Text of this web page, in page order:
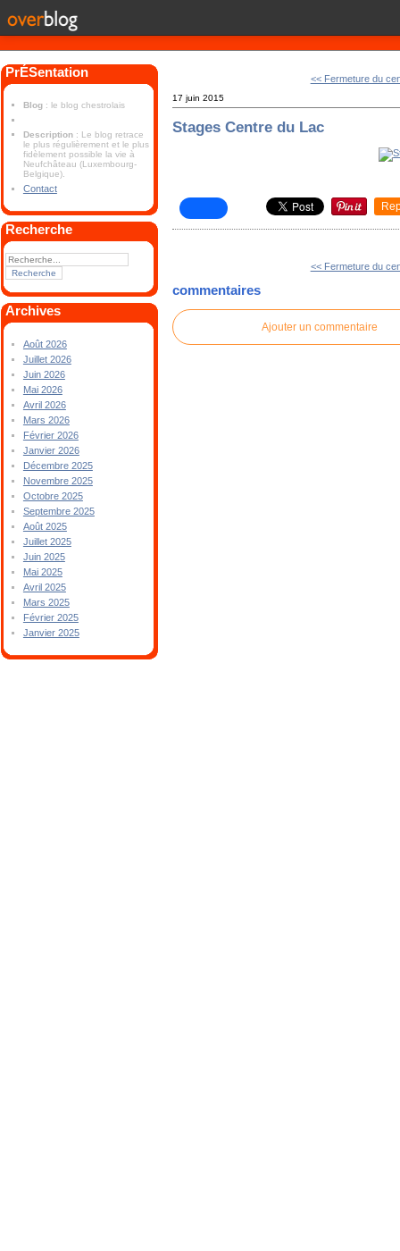
PrÉSentation
Blog : le blog chestrolais
Description : Le blog retrace
le plus régulièrement et le plus
fidèlement possible la vie à
Neufchâteau (Luxembourg-
Belgique).
Contact
Recherche
Archives
Août 2026
Juillet 2026
Juin 2026
Mai 2026
Avril 2026
Mars 2026
Février 2026
Janvier 2026
Décembre 2025
Novembre 2025
Octobre 2025
Septembre 2025
Août 2025
Juillet 2025
Juin 2025
Mai 2025
Avril 2025
Mars 2025
Février 2025
Janvier 2025
<< Fermeture du
17 juin 2015
Stages Centre du Lac
<< Fermeture du
commentaires
Ajouter un commentaire